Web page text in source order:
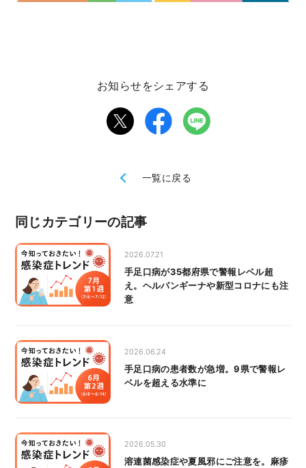
お知らせをシェアする
一覧に戻る
同じカテゴリーの記事
2026.07.21
手足口病が35都府県で警報レベル超
え。ヘルパンギーナや新型コロナにも注
意
2026.06.24
手足口病の患者数が急増。9県で警報レ
ベルを超える水準に
2026.05.30
溶連菌感染症や夏風邪にご注意を。麻疹